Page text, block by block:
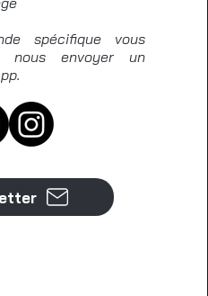
spécifique vous
nous envoyer un